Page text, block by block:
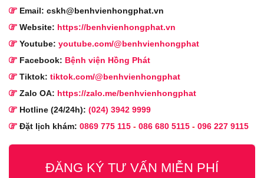
Email: cskh@benhvienhongphat.vn
Website: https://benhvienhongphat.vn
Youtube: youtube.com/@benhvienhongphat
Facebook: Bệnh viện Hồng Phát
Tiktok: tiktok.com/@benhvienhongphat
Zalo OA: https://zalo.me/benhvienhongphat
Hotline (24/24h): (024) 3942 9999
Đặt lịch khám: 0869 775 115 - 086 680 5115 - 096 227 9115
ĐĂNG KÝ TƯ VẤN MIỄN PHÍ